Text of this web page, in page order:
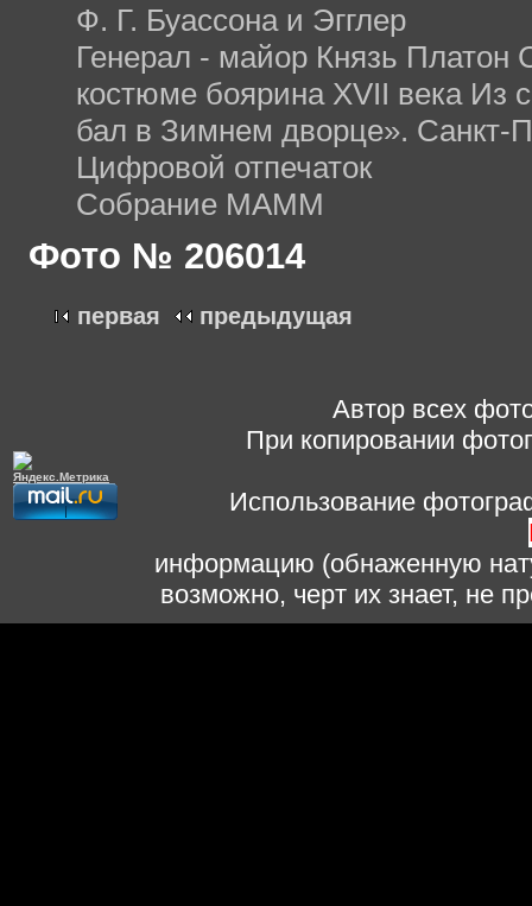
Ф. Г. Буассона и Эгглер
Генерал - майор Князь Платон
костюме боярина XVII века Из
бал в Зимнем дворце». Санкт-
Цифровой отпечаток
Собрание МАММ
Фото № 206014
первая предыдущая
Автор всех
При копировании
Использование
информацию (обнаженную
возможно, черт их знает, не